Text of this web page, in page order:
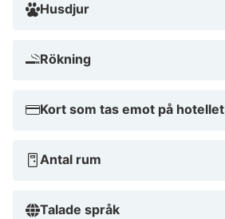
Husdjur
Rökning
Kort som tas emot på hotellet
Antal rum
Talade språk